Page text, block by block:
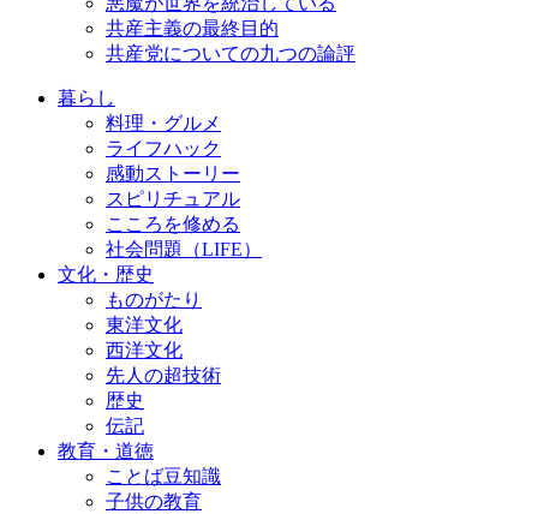
共産主義の最終目的
共産党についての九つの論評
暮らし
料理・グルメ
ライフハック
感動ストーリー
スピリチュアル
こころを修める
社会問題（LIFE）
文化・歴史
ものがたり
東洋文化
西洋文化
先人の超技術
歴史
伝記
教育・道徳
ことば豆知識
子供の教育